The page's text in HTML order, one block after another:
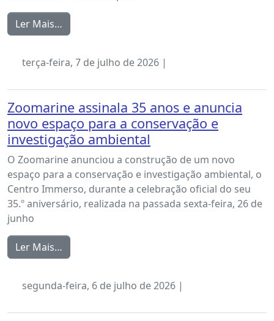
Ler Mais…
terça-feira, 7 de julho de 2026 |
Zoomarine assinala 35 anos e anuncia
novo espaço para a conservação e
investigação ambiental
O Zoomarine anunciou a construção de um novo
espaço para a conservação e investigação ambiental, o
Centro Immerso, durante a celebração oficial do seu
35.º aniversário, realizada na passada sexta-feira, 26 de
junho
Ler Mais…
segunda-feira, 6 de julho de 2026 |